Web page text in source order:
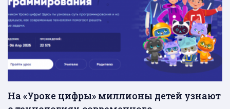
На «Уроке цифры» миллионы детей узнают